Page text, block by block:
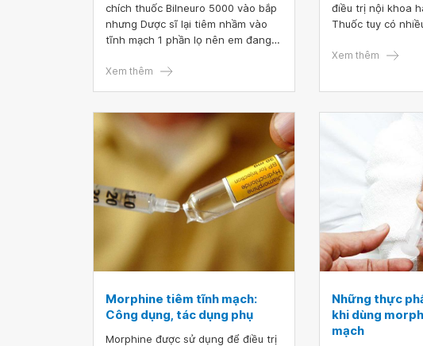
chích thuốc Bilneuro 5000 vào bắp
nhưng Dược sĩ lại tiêm nhầm vào
tĩnh mạch 1 phần lọ nên em đang
tiêm nhầm thuốc Bilneuro 5000 vào
chân thành cảm ơn!
Xem thêm
điều trị nội khoa
Thuốc tuy có
cạnh đó nếu sử
những thuốc
mạch thì cần phải
tiêm tĩnh mạch,
thuốc... để hạn
không mong
Xem thêm
Morphine tiêm tĩnh mạch:
Công dụng, tác dụng phụ
Morphine được sử dụng để điều trị
Những thực
khi dùng
mạch